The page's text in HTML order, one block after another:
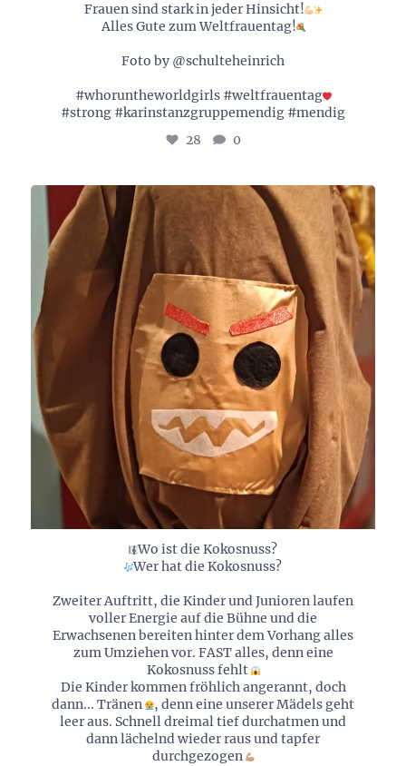
Frauen sind stark in jeder Hinsicht!
Alles Gute zum Weltfrauentag!
Foto by @schulteheinrich
#whoruntheworldgirls #weltfrauentag
#strong #karinstanzgruppemendig #mendig
28
0
Wo ist die Kokosnuss?
Wer hat die Kokosnuss?
Zweiter Auftritt, die Kinder und Junioren laufen
voller Energie auf die Bühne und die
Erwachsenen bereiten hinter dem Vorhang alles
zum Umziehen vor. FAST alles, denn eine
Kokosnuss fehlt
Die Kinder kommen fröhlich angerannt, doch
dann... Tränen
, denn eine unserer Mädels geht
leer aus. Schnell dreimal tief durchatmen und
dann lächelnd wieder raus und tapfer
durchgezogen